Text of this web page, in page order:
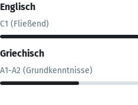
Englisch
C1 (Fließend)
Griechisch
A1-A2 (Grundkenntnisse)